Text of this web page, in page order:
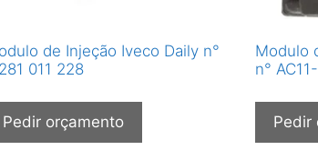
de Injeção Iveco Daily n°
011 228
Pedir orçamento
Modulo
n°
Pedir